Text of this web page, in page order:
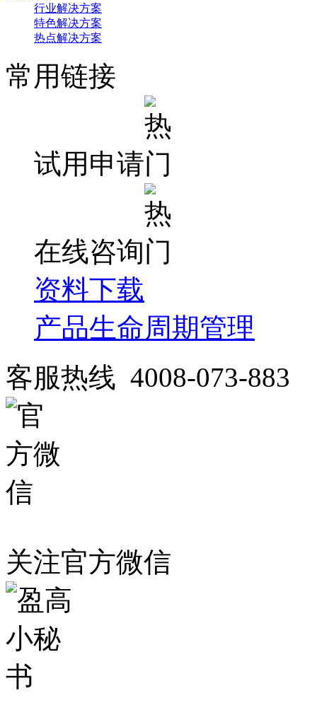
行业解决方案
特色解决方案
热点解决方案
常用链接
试用申请
在线咨询
资料下载
产品生命周期管理
客服热线 4008-073-883
关注官方微信